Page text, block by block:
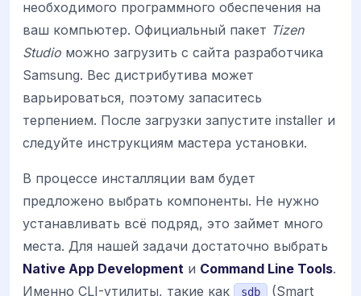
необходимого программного обеспечения на
ваш компьютер. Официальный пакет Tizen
Studio можно загрузить с сайта разработчика
Samsung. Вес дистрибутива может
варьироваться, поэтому запаситесь
терпением. После загрузки запустите installer и
следуйте инструкциям мастера установки.
В процессе инсталляции вам будет
предложено выбрать компоненты. Не нужно
устанавливать всё подряд, это займет много
места. Для нашей задачи достаточно выбрать
Native App Development и Command Line Tools.
Именно CLI-утилиты, такие как
sdb (Smart